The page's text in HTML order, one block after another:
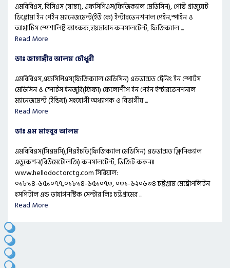
এমবিবিএস, বিসিএস (স্বাস্থ্য), এফসিপিএস(ফিজিক্যাল মেডিসিন), পোস্ট গ্রাজুয়েট
ডিপ্লোমা ইন পেইন ম্যানেজমেন্ট(ইউ কে) ইন্টারভেনশনাল পেইন,স্পাইন ও
আথ্রাটিস স্পেশালিষ্ট ব্যাংকক,হায়দ্রাবাদ কনসালটেন্ট, ফিজিক্যাল ...
Read More
ডাঃ জাহাঙ্গীর আলম চৌধুরী
এমবিবিএস,এফসিপিএস(ফিজিক্যাল মেডিসিন) এডভান্সড ট্রেনিং ইন স্পোর্টস
মেডিসিন ও স্পোর্টস ইনজুরি(ফিফা) ফেলোশীপ ইন পেইন ইন্টারভেনশনাল
ম্যানেজমেন্ট (ইন্ডিয়া) সহযোগী অধ্যাপক ও বিভাগীয় ...
Read More
ডাঃ এম মাহবুব আলম
এমবিবিএস(সিএমসি),পিএইচডি(ফিজিক্যাল মেডিসিন) এডভান্সড ক্লিনিক্যাল
এডুকেশন(রিউমেটোলজি) কনসালটেন্ট, ভিজিট করুনঃ
www.hellodoctorctg.com সিরিয়াল:
০১৮১৪-৬৫১০৭৭,০১৮১৪-৬৫১০৭৩, ০৩১-৬২০৬৩৪ চট্টগ্রাম মেট্রোপলিটন
হসপিটাল এন্ড ডায়াগনস্টিক সেন্টার লিঃ চট্টগ্রামের ...
Read More